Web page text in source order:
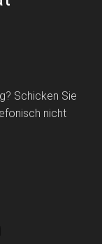
Schicken Sie
nicht